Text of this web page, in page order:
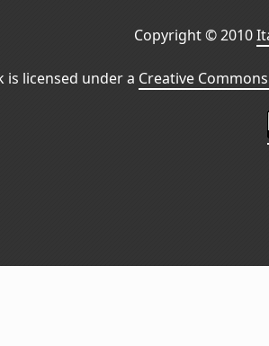
Copyright © 2010
is licensed under a Creative